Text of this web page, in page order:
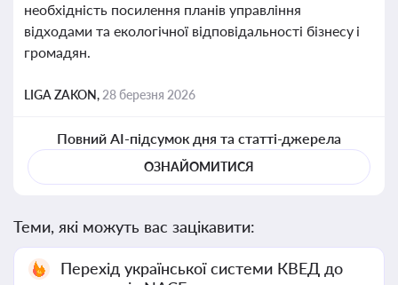
необхідність посилення планів управління
відходами та екологічної відповідальності бізнесу і
громадян.
LIGA ZAKON, 28 березня 2026
Повний AI-підсумок дня та статті-джерела
ОЗНАЙОМИТИСЯ
Теми, які можуть вас зацікавити:
Перехід української системи КВЕД до